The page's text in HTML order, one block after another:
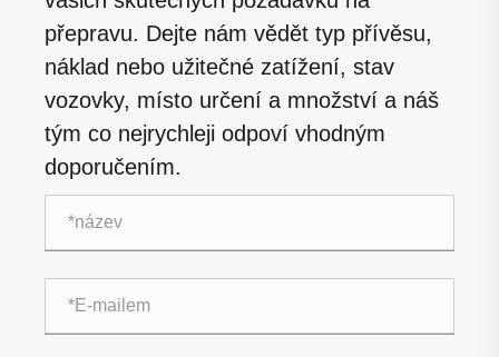
přepravu. Dejte nám vědět typ přívěsu,
náklad nebo užitečné zatížení, stav
vozovky, místo určení a množství a náš
tým co nejrychleji odpoví vhodným
doporučením.